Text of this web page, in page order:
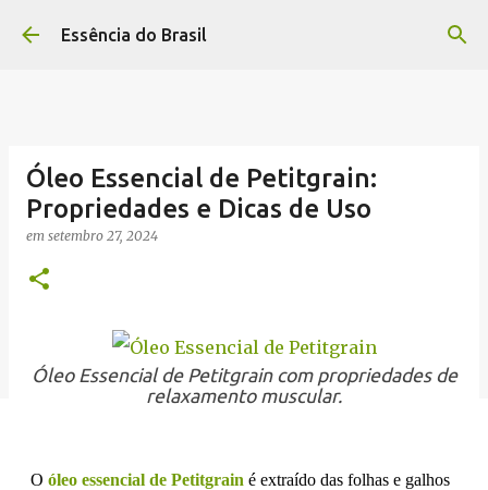
Pular para o conteúdo principal
Essência do Brasil
Óleo Essencial de Petitgrain:
Propriedades e Dicas de Uso
em setembro 27, 2024
Óleo Essencial de Petitgrain com propriedades de
relaxamento muscular.
O óleo essencial de Petitgrain é extraído das folhas e galhos